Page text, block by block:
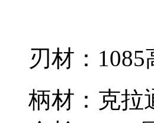
刃材：1085
柄材：克拉